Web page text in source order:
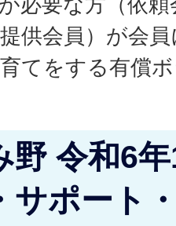
供会員）が会
てをする有償
野 令和6
サポート